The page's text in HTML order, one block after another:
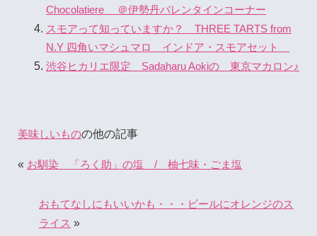
Chocolatiere ＠伊勢丹バレンタインコーナー
スモアって知っていますか？ THREE TARTS from
N.Y 四角いマシュマロ インドア・スモアセット
渋谷ヒカリエ限定 Sadaharu Aokiの 東京マカロン♪
美味しいものの他の記事
« お馴染 「ろく助」の塩 / 柚七味・ごま塩
おもてなしにもいいかも・・・ビールにオレンジのス
ライス »